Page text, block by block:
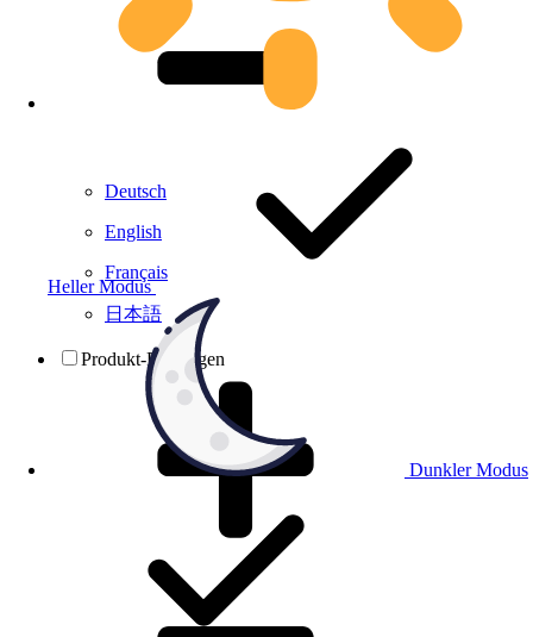
Heller Modus
Dunkler Modus
Deutsch
English
Français
日本語
Produkt-Prüfungen